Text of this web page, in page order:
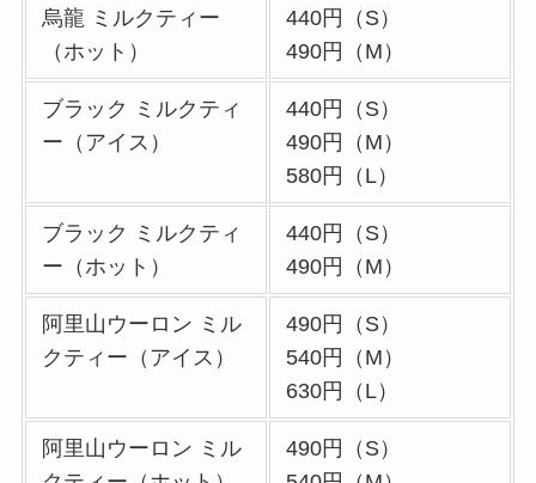
メニュー一覧！おす
すめうどんも紹介
丸亀製麺の宅配メニ
ュー一覧！出前デリ
バリーの注文方法も
解説
リンガーハットのテ
イクアウト(お持ち
帰り)全メニュー一
覧！おすすめ料理も
紹介
大戸屋の宅配メニュ
烏龍 ミルクティー
（ホット）
440円（S）
490円（M）
ブラック ミルクティ
ー（アイス）
440円（S）
490円（M）
580円（L）
ブラック ミルクティ
ー（ホット）
440円（S）
490円（M）
阿里山ウーロン ミル
クティー（アイス）
490円（S）
540円（M）
630円（L）
阿里山ウーロン ミル
490円（S）